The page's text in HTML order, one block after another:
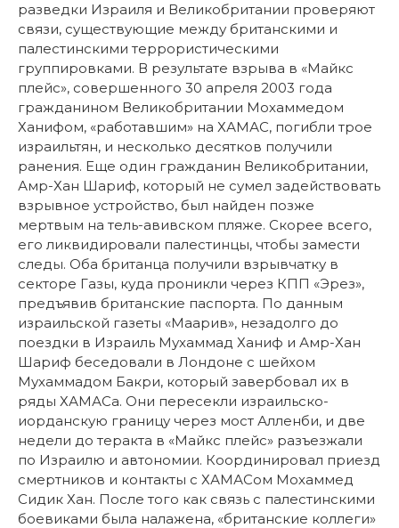
разведки Израиля и Великобритании проверяют
связи, существующие между британскими и
палестинскими террористическими
группировками. В результате взрыва в «Майкс
плейс», совершенного 30 апреля 2003 года
гражданином Великобритании Мохаммедом
Ханифом, «работавшим» на ХАМАС, погибли трое
израильтян, и несколько десятков получили
ранения. Еще один гражданин Великобритании,
Амр-Хан Шариф, который не сумел задействовать
взрывное устройство, был найден позже
мертвым на тель-авивском пляже. Скорее всего,
его ликвидировали палестинцы, чтобы замести
следы. Оба британца получили взрывчатку в
секторе Газы, куда проникли через КПП «Эрез»,
предъявив британские паспорта. По данным
израильской газеты «Маарив», незадолго до
поездки в Израиль Мухаммад Ханиф и Амр-Хан
Шариф беседовали в Лондоне с шейхом
Мухаммадом Бакри, который завербовал их в
ряды ХАМАСа. Они пересекли израильско-
иорданскую границу через мост Алленби, и две
недели до теракта в «Майкс плейс» разъезжали
по Израилю и автономии. Координировал приезд
смертников и контакты с ХАМАСом Мохаммед
Сидик Хан. После того как связь с палестинскими
боевиками была налажена, «британские коллеги»